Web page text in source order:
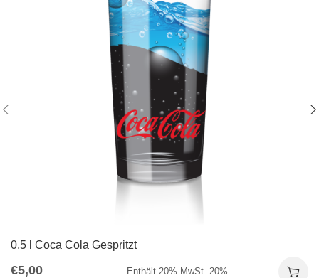
0,5 l Coca Cola Gespritzt
€5,00 Enthält 20% MwSt. 20%